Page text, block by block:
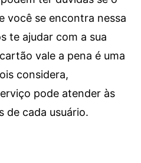
você se encontra nessa
te ajudar com a sua
vale a pena é uma
considera,
pode atender às
de cada usuário.